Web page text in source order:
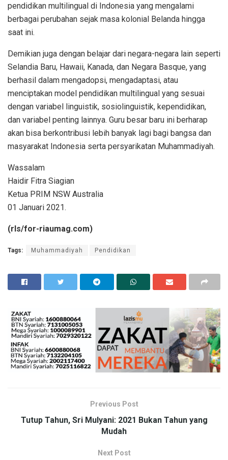
pendidikan multilingual di Indonesia yang mengalami
berbagai perubahan sejak masa kolonial Belanda hingga
saat ini.
Demikian juga dengan belajar dari negara-negara lain seperti
Selandia Baru, Hawaii, Kanada, dan Negara Basque, yang
berhasil dalam mengadopsi, mengadaptasi, atau
menciptakan model pendidikan multilingual yang sesuai
dengan variabel linguistik, sosiolinguistik, kependidikan,
dan variabel penting lainnya. Guru besar baru ini berharap
akan bisa berkontribusi lebih banyak lagi bagi bangsa dan
masyarakat Indonesia serta persyarikatan Muhammadiyah.
Wassalam
Haidir Fitra Siagian
Ketua PRIM NSW Australia
01 Januari 2021.
(rls/for-riaumag.com)
Tags: Muhammadiyah Pendidikan
Previous Post
Tutup Tahun, Sri Mulyani: 2021 Bukan Tahun yang
Mudah
Next Post